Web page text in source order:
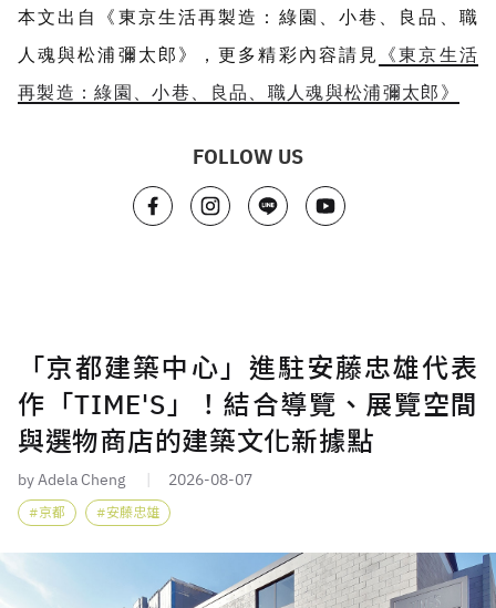
本文出自《東京生活再製造：綠園、小巷、良品、職
人魂與松浦彌太郎》，更多精彩內容請見
《東京生活
再製造：綠園、小巷、良品、職人魂與松浦彌太郎》
FOLLOW US
「京都建築中心」進駐安藤忠雄代表
作「TIME'S」！結合導覽、展覽空間
與選物商店的建築文化新據點
by Adela Cheng 2026-08-07
京都 安藤忠雄